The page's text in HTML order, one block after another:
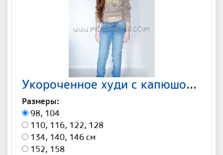
Укороченное худи с капюшоном Арт-С006
Размеры:
98, 104
110, 116, 122, 128
134, 140, 146 см
152, 158